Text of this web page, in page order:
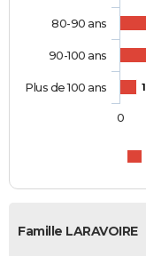
1
80-90 ans
90-100 ans
Plus de 100 ans
0
Famille LARAVOIRE